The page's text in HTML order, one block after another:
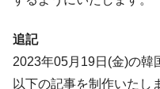
『Money1』
日(水)もサイドカー・サ
発動！
追記
2023年05月19日(金)の韓
以下の記事を制作いたし